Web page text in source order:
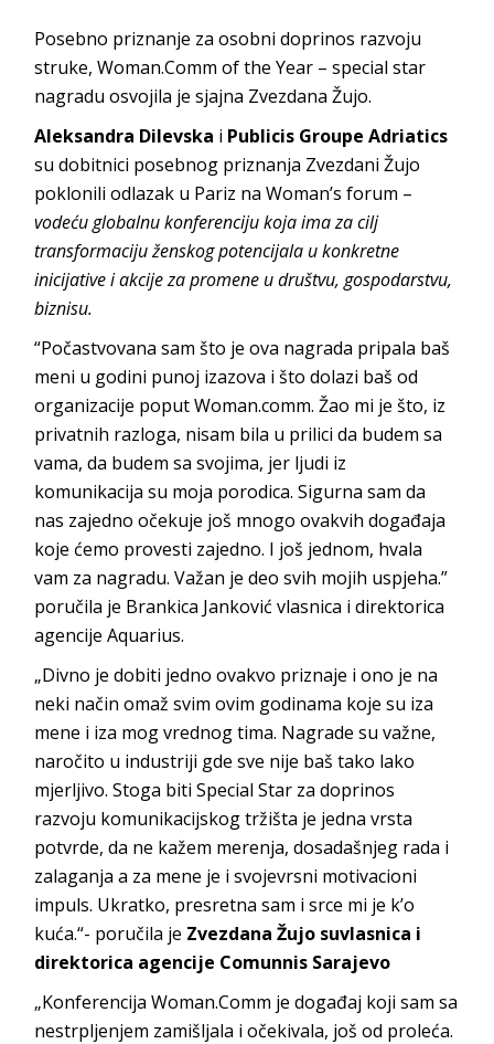
Posebno priznanje za osobni doprinos razvoju
struke, Woman.Comm of the Year – special star
nagradu osvojila je sjajna Zvezdana Žujo.
Aleksandra Dilevska i Publicis Groupe Adriatics
su dobitnici posebnog priznanja Zvezdani Žujo
poklonili odlazak u Pariz na Woman’s forum –
vodeću globalnu konferenciju koja ima za cilj
transformaciju ženskog potencijala u konkretne
inicijative i akcije za promene u društvu, gospodarstvu,
biznisu.
“Počastvovana sam što je ova nagrada pripala baš
meni u godini punoj izazova i što dolazi baš od
organizacije poput Woman.comm. Žao mi je što, iz
privatnih razloga, nisam bila u prilici da budem sa
vama, da budem sa svojima, jer ljudi iz
komunikacija su moja porodica. Sigurna sam da
nas zajedno očekuje još mnogo ovakvih događaja
koje ćemo provesti zajedno. I još jednom, hvala
vam za nagradu. Važan je deo svih mojih uspjeha.”
poručila je Brankica Janković vlasnica i direktorica
agencije Aquarius.
„Divno je dobiti jedno ovakvo priznaje i ono je na
neki način omaž svim ovim godinama koje su iza
mene i iza mog vrednog tima. Nagrade su važne,
naročito u industriji gde sve nije baš tako lako
mjerljivo. Stoga biti Special Star za doprinos
razvoju komunikacijskog tržišta je jedna vrsta
potvrde, da ne kažem merenja, dosadašnjeg rada i
zalaganja a za mene je i svojevrsni motivacioni
impuls. Ukratko, presretna sam i srce mi je k’o
kuća.“- poručila je Zvezdana Žujo suvlasnica i
direktorica agencije Comunnis Sarajevo
„Konferencija Woman.Comm je događaj koji sam sa
nestrpljenjem zamišljala i očekivala, još od proleća.